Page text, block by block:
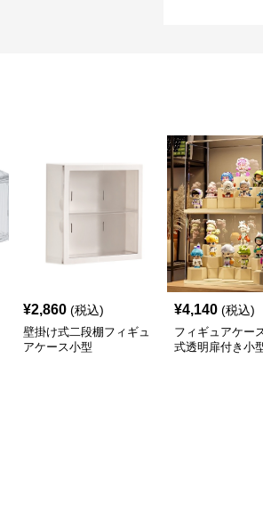
¥2,860 (税込)
壁掛け式二段棚フィギュ
アケース小型
¥4,140 (税込)
フィギュアケー
式透明扉付き小